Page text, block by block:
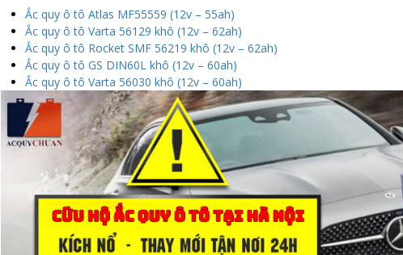
Ắc quy ô tô Atlas MF55559 (12v – 55ah)
Ắc quy ô tô Varta 56129 khô (12v – 62ah)
Ắc quy ô tô Rocket SMF 56219 khô (12v – 62ah)
Ắc quy ô tô GS DIN60L khô (12v – 60ah)
Ắc quy ô tô Varta 56030 khô (12v – 60ah)